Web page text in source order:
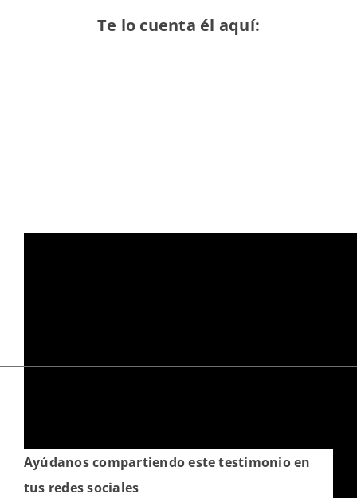
Te lo cuenta él aquí:
Ayúdanos compartiendo este testimonio en
tus redes sociales